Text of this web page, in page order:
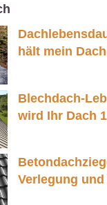
hält mein
Blechdach-
wird Ihr Dach
Verlegung und